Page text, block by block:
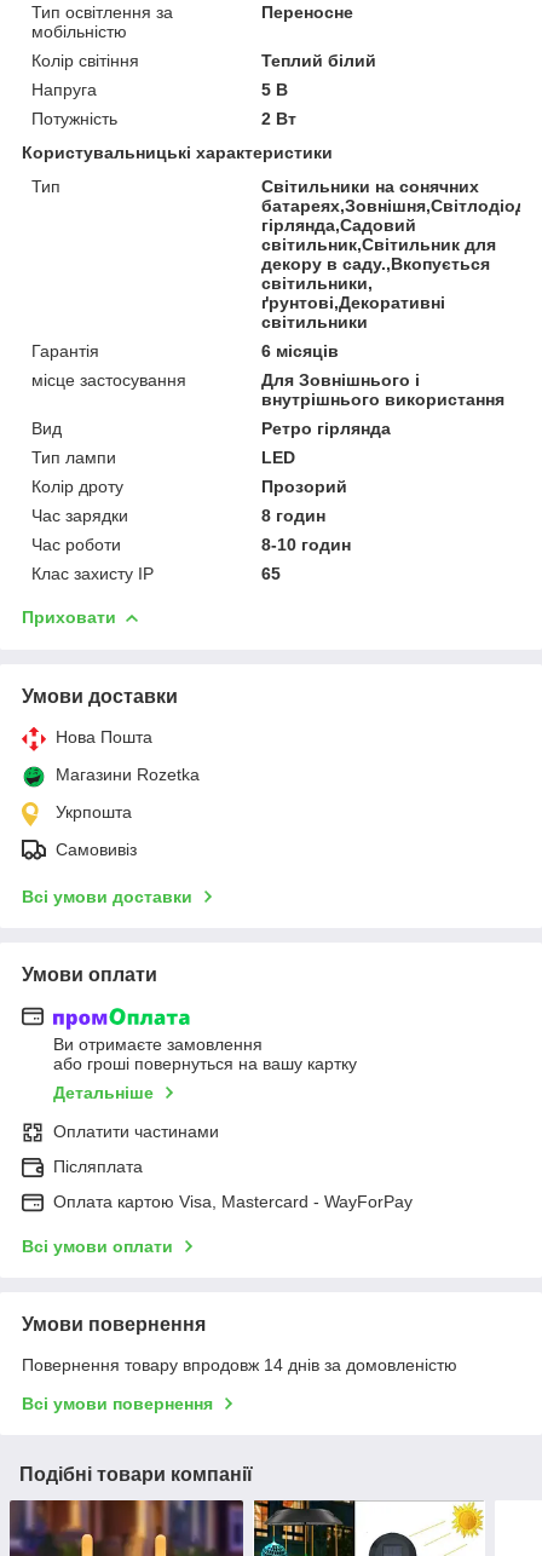
Тип освітлення за
мобільністю
Переносне
Колір світіння
Теплий білий
Напруга
5 В
Потужність
2 Вт
Користувальницькі характеристики
Тип
Світильники на сонячних
гірлянда,Садовий
світильник,Світильник для
декору в саду.,Вкопується
світильники,
ґрунтові,Декоративні
світильники
Гарантія
6 місяців
місце застосування
Для Зовнішнього і
внутрішнього використання
Вид
Ретро гірлянда
Тип лампи
LED
Колір дроту
Прозорий
Час зарядки
8 годин
Час роботи
8-10 годин
Клас захисту IP
65
Приховати
Умови доставки
Нова Пошта
Магазини Rozetka
Укрпошта
Самовивіз
Всі умови доставки
Умови оплати
Ви отримаєте замовлення
або гроші повернуться на вашу картку
Детальніше
Оплатити частинами
Післяплата
Оплата картою Visa, Mastercard - WayForPay
Всі умови оплати
Умови повернення
Повернення товару впродовж 14 днів за домовленістю
Всі умови повернення
Подібні товари компанії